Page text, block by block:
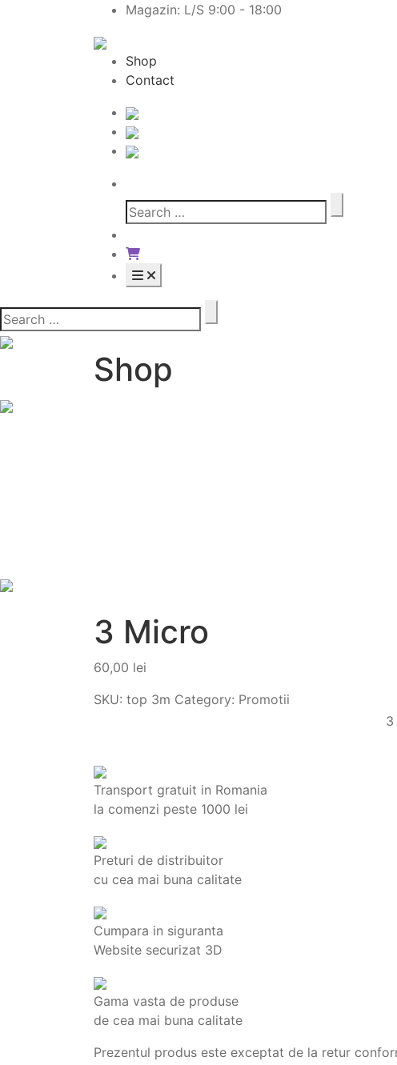
Magazin: L/S 9:00 - 18:00
Shop
Contact
Shop
3 Micro
60,00 lei
SKU: top 3m Category: Promotii
3
Transport gratuit in Romania
la comenzi peste 1000 lei
Preturi de distribuitor
cu cea mai buna calitate
Cumpara in siguranta
Website securizat 3D
Gama vasta de produse
de cea mai buna calitate
Prezentul produs este exceptat de la retur